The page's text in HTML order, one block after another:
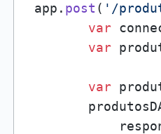
app. post ( '/
var
var
var